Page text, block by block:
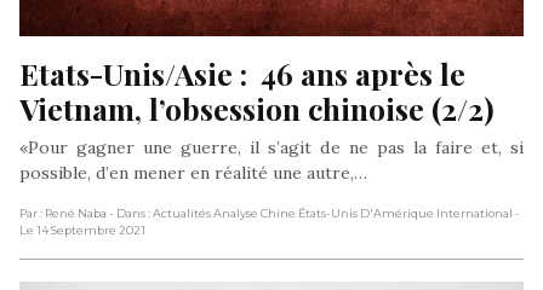
Etats-Unis/Asie :  46 ans après le
Vietnam, l’obsession chinoise (2/2)
«Pour gagner une guerre, il s’agit de ne pas la faire et, si
possible, d’en mener en réalité une autre,…
Par : René Naba - Dans : Actualités Analyse Chine États-Unis D'Amérique International -
Le 14 Septembre 2021